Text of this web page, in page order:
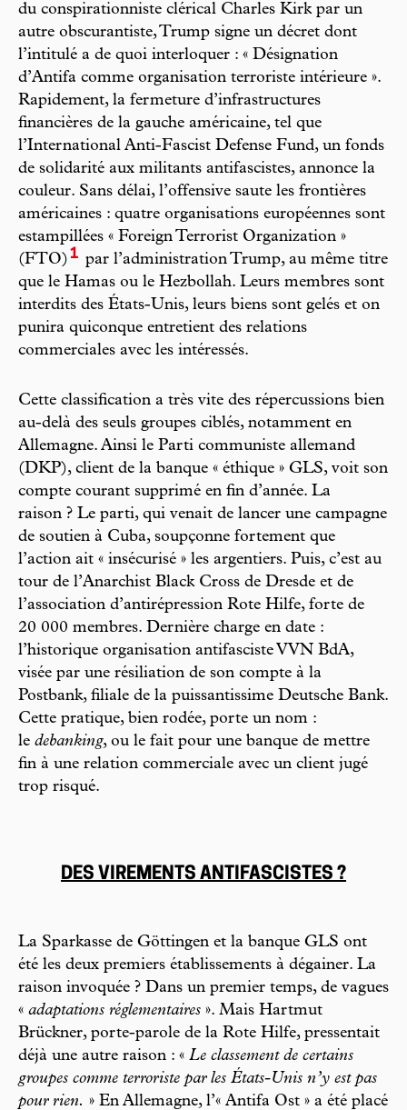
du conspirationniste clérical Charles Kirk par un
autre obscurantiste, Trump signe un décret dont
l’intitulé a de quoi interloquer : « Désignation
d’Antifa comme organisation terroriste intérieure ».
Rapidement, la fermeture d’infrastructures
financières de la gauche américaine, tel que
l’International Anti-Fascist Defense Fund, un fonds
de solidarité aux militants antifascistes, annonce la
couleur. Sans délai, l’offensive saute les frontières
américaines : quatre organisations européennes sont
estampillées « Foreign Terrorist Organization »
(FTO)1 par l’administration Trump, au même titre
que le Hamas ou le Hezbollah. Leurs membres sont
interdits des États-Unis, leurs biens sont gelés et on
punira quiconque entretient des relations
commerciales avec les intéressés.
Cette classification a très vite des répercussions bien
au-delà des seuls groupes ciblés, notamment en
Allemagne. Ainsi le Parti communiste allemand
(DKP), client de la banque « éthique » GLS, voit son
compte courant supprimé en fin d’année. La
raison ? Le parti, qui venait de lancer une campagne
de soutien à Cuba, soupçonne fortement que
l’action ait « insécurisé » les argentiers. Puis, c’est au
tour de l’Anarchist Black Cross de Dresde et de
l’association d’antirépression Rote Hilfe, forte de
20 000 membres. Dernière charge en date :
l’historique organisation antifasciste VVN BdA,
visée par une résiliation de son compte à la
Postbank, filiale de la puissantissime Deutsche Bank.
Cette pratique, bien rodée, porte un nom :
le debanking, ou le fait pour une banque de mettre
fin à une relation commerciale avec un client jugé
trop risqué.
DES VIREMENTS ANTIFASCISTES ?
La Sparkasse de Göttingen et la banque GLS ont
été les deux premiers établissements à dégainer. La
raison invoquée ? Dans un premier temps, de vagues
« adaptations réglementaires ». Mais Hartmut
Brückner, porte-parole de la Rote Hilfe, pressentait
déjà une autre raison : « Le classement de certains
groupes comme terroriste par les États-Unis n’y est pas
pour rien. » En Allemagne, l’« Antifa Ost » a été placé